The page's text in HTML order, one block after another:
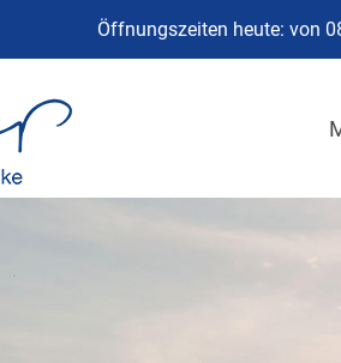
Öffnungszeiten heute: von